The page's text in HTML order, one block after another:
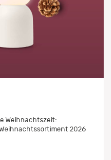
Weihnachtszeit:
2026